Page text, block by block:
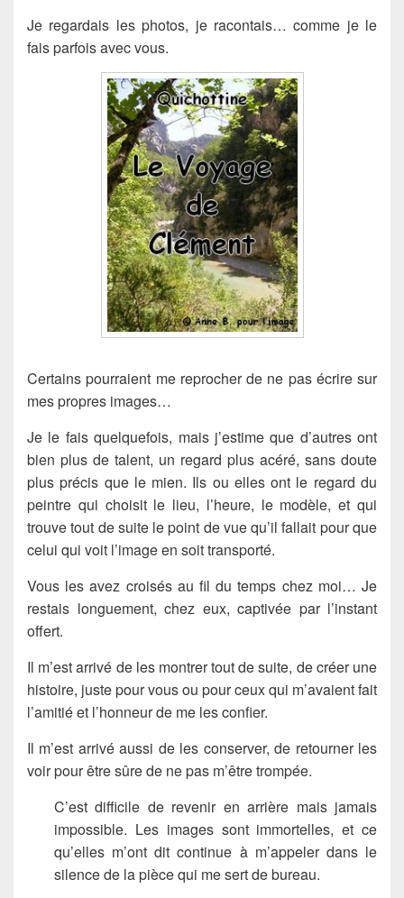
Je regardais les photos, je racontais… comme je le
fais parfois avec vous.
Certains pourraient me reprocher de ne pas écrire sur
mes propres images…
Je le fais quelquefois, mais j’estime que d’autres ont
bien plus de talent, un regard plus acéré, sans doute
plus précis que le mien. Ils ou elles ont le regard du
peintre qui choisit le lieu, l’heure, le modèle, et qui
trouve tout de suite le point de vue qu’il fallait pour que
celui qui voit l’image en soit transporté.
Vous les avez croisés au fil du temps chez moi… Je
restais longuement, chez eux, captivée par l’instant
offert.
Il m’est arrivé de les montrer tout de suite, de créer une
histoire, juste pour vous ou pour ceux qui m’avaient fait
l’amitié et l’honneur de me les confier.
Il m’est arrivé aussi de les conserver, de retourner les
voir pour être sûre de ne pas m’être trompée.
C’est difficile de revenir en arrière mais jamais
impossible. Les images sont immortelles, et ce
qu’elles m’ont dit continue à m’appeler dans le
silence de la pièce qui me sert de bureau.